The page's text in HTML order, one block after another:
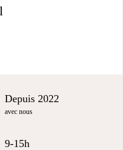
Depuis 2022
avec nous
9-15h